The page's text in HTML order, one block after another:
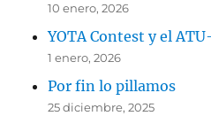
10 enero, 2026
YOTA Contest y el
1 enero, 2026
Por fin lo pillamos
25 diciembre, 2025